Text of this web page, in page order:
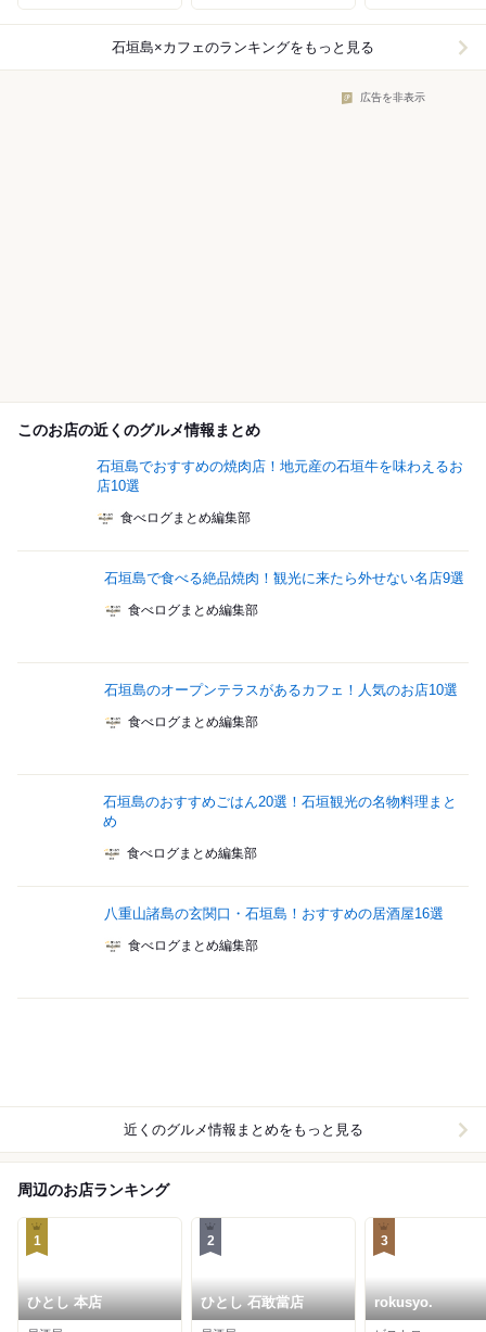
石垣島×カフェのランキングをもっと見る
広告を非表示
このお店の近くのグルメ情報まとめ
石垣島でおすすめの焼肉店！地元産の石垣牛を味わえるお
店10選
食べログまとめ編集部
石垣島で食べる絶品焼肉！観光に来たら外せない名店9選
食べログまとめ編集部
石垣島のオープンテラスがあるカフェ！人気のお店10選
食べログまとめ編集部
石垣島のおすすめごはん20選！石垣観光の名物料理まと
め
食べログまとめ編集部
八重山諸島の玄関口・石垣島！おすすめの居酒屋16選
食べログまとめ編集部
近くのグルメ情報まとめをもっと見る
周辺のお店ランキング
1
ひとし 本店
2
ひとし 石敢當店
3
rokusyo.